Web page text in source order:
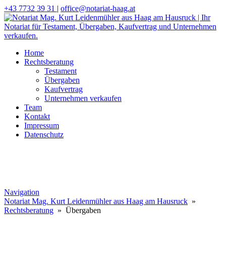
+43 7732 39 31 | office@notariat-haag.at
Home
Rechtsberatung
Testament
Übergaben
Kaufvertrag
Unternehmen verkaufen
Team
Kontakt
Impressum
Datenschutz
Navigation
Notariat Mag. Kurt Leidenmühler aus Haag am Hausruck »
Rechtsberatung » Übergaben